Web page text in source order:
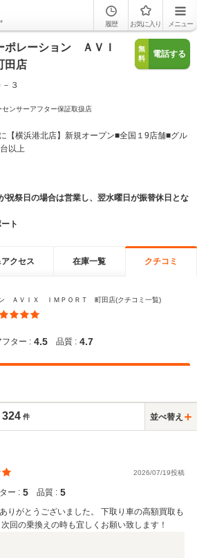
履歴 お気に入り メニュー
ポレーション ＡＶＩ
田店
３
無
料
電話する
センサーアフター保証取扱店
【横浜港北店】新規オープン■全国１9店舗■グル
以上
祭日の場合は営業し、翌水曜日が振替休日とな
ト
クセス 在庫一覧 クチコミ
ン ＡＶＩＸ ＩＭＰＯＲＴ 町田店(クチコミ一覧)
フター : 4.5 品質 : 4.7
324 件 並べ替え
2026/07/19投稿
ー : 5 品質 : 5
りがとうございました。 下取り車の高額買取も
回の乗換えの時も宜しくお願い致します！